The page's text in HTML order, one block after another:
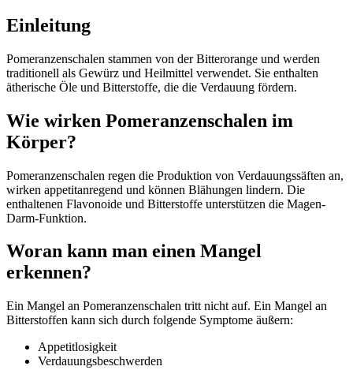
Einleitung
Pomeranzenschalen stammen von der Bitterorange und werden
traditionell als Gewürz und Heilmittel verwendet. Sie enthalten
ätherische Öle und Bitterstoffe, die die Verdauung fördern.
Wie wirken Pomeranzenschalen im
Körper?
Pomeranzenschalen regen die Produktion von Verdauungssäften an,
wirken appetitanregend und können Blähungen lindern. Die
enthaltenen Flavonoide und Bitterstoffe unterstützen die Magen-
Darm-Funktion.
Woran kann man einen Mangel
erkennen?
Ein Mangel an Pomeranzenschalen tritt nicht auf. Ein Mangel an
Bitterstoffen kann sich durch folgende Symptome äußern:
Appetitlosigkeit
Verdauungsbeschwerden